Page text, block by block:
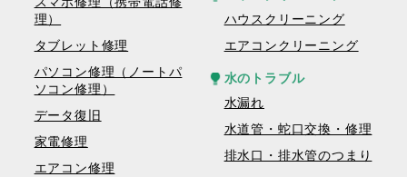
理）
タブレット修理
パソコン修理（ノートパ
ソコン修理）
データ復旧
家電修理
エアコン修理
ハウスクリーニング
エアコンクリーニング
水のトラブル
水漏れ
水道管・蛇口交換・修理
排水口・排水管のつまり